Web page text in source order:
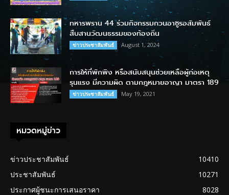
ทหารพราน 44 ร่วมกิจกรรมกวนอาซูรอสัมพันธ์
สืบสานวัฒนธรรมของท้องถิ่น
ข่าวประชาสัมพันธ์ August 1, 2024
การให้ที่พักพิง หรือสนับสนุนช่วยเหลือผู้ก่อเหตุ
รุนแรง มีความผิด ตามกฎหมายอาญา มาตรา 189
ข่าวประชาสัมพันธ์ May 19, 2021
หมวดหมู่ข่าว
ข่าวประชาสัมพันธ์
10410
ประชาสัมพันธ์
10271
ประกาศผู้ชนะการเสนอราคา
8028